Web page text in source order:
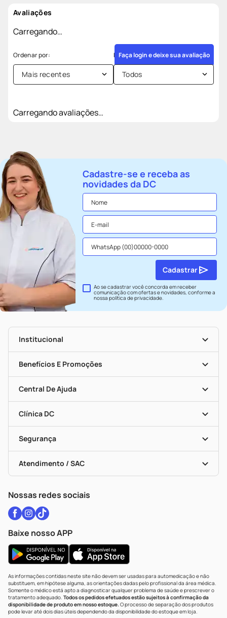
Avaliações
Carregando…
Faça login e deixe sua avaliação
Mais recentes Todos
Carregando avaliações…
Cadastre-se e receba as
novidades da DC
Ao se cadastrar você concorda em receber
comunicação com ofertas e novidades, conforme a
nossapolítica de privacidade.
Cadastrar
Institucional
História
Nossas Lojas
Seja Uma Loja Parceira
Mapa De Categorias
Benefícios E Promoções
Clube DC
Convênios
Programa Popular Do Brasil
Encarte De Ofertas
Dermaclub
Cupons E Ofertas
Black Friday
Central De Ajuda
Entrega
Recompra Programada
Alomed
Formas De Pagamento
Troca E Devolução
Bulas De A A Z
Políticas De Marketplace
Clínica DC
Vacinas
Serviços Farmacêuticos
Testes Rápidos
Autoteste Covid-19
Vacinas
Segurança
Certificado De Segurança
Portal Da Privacidade
Atendimento / SAC
WhatsApp (47) 9202-1687
Nossas redes sociais
Baixe nosso APP
As informações contidas neste site não devem ser usadas para automedicação e não
substituem, em hipótese alguma, as orientações dadas pelo profissional da área médica.
Somente o médico está apto a diagnosticar qualquer problema de saúde e prescrever o
tratamento adequado. Todos os pedidos efetuados estão sujeitos à confirmação da
disponibilidade de produto em nosso estoque.O processo de separação dos produtos
pode levar até dois dias úteis dependendo da disponibilidade do estoque em loja.